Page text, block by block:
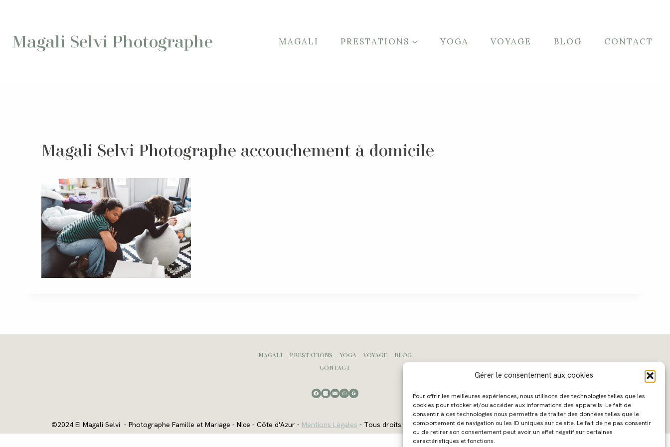
Gérer le consentement aux cookies
Pour offrir les meilleures expériences, nous utilisons des technologies telles que les
cookies pour stocker et/ou accéder aux informations des appareils. Le fait de
consentir à ces technologies nous permettra de traiter des données telles que le
comportement de navigation ou les ID uniques sur ce site. Le fait de ne pas consentir
ou de retirer son consentement peut avoir un effet négatif sur certaines
caractéristiques et fonctions.
Magali Selvi Photographe MAGALI PRESTATIONS YOGA VOYAGE BLOG CONTACT
Magali Selvi Photographe accouchement à domicile
MAGALI PRESTATIONS YOGA VOYAGE
BLOG
CONTACT
©2024 EI Magali Selvi - Photographe Famille et Mariage - Nice - Côte d'Azur - Mentions Légales - Tous droits réservés - Webdesign :Caroline Liabot- Hébergement :Azur Média